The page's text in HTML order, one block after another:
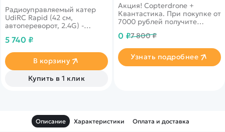
Акция! Copterdrone +
Квантастика. При покупке от
7000 рублей получите
нашего партнера
0 ₽7 800 ₽
Узнать подробнее
Радиоуправляемый катер
UdiRC Rapid (42 см,
автопереворот, 2.4G) -
радиоуправляемый
UDI009 от производитель
UdiRC. В комплект входит
подставка для хранения,
выполненная из пластика с
взрослого, и ребенка.
Рулевое колесо имеет
плавный ход, покрыто
5 740 ₽
В корзину
Купить в 1 клик
Описание Характеристики Оплата и доставка